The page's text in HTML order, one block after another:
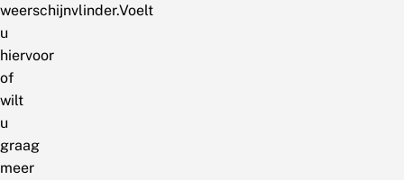
weerschijnvlinder.Voelt
u
hiervoor
of
wilt
u
graag
meer